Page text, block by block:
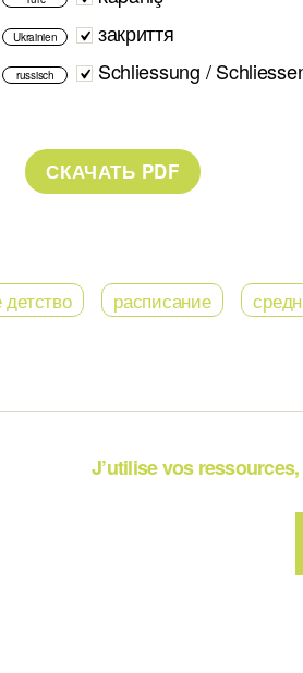
Ukrainien закриття
russisch Schliessung /
детство расписание
J’utilise vos